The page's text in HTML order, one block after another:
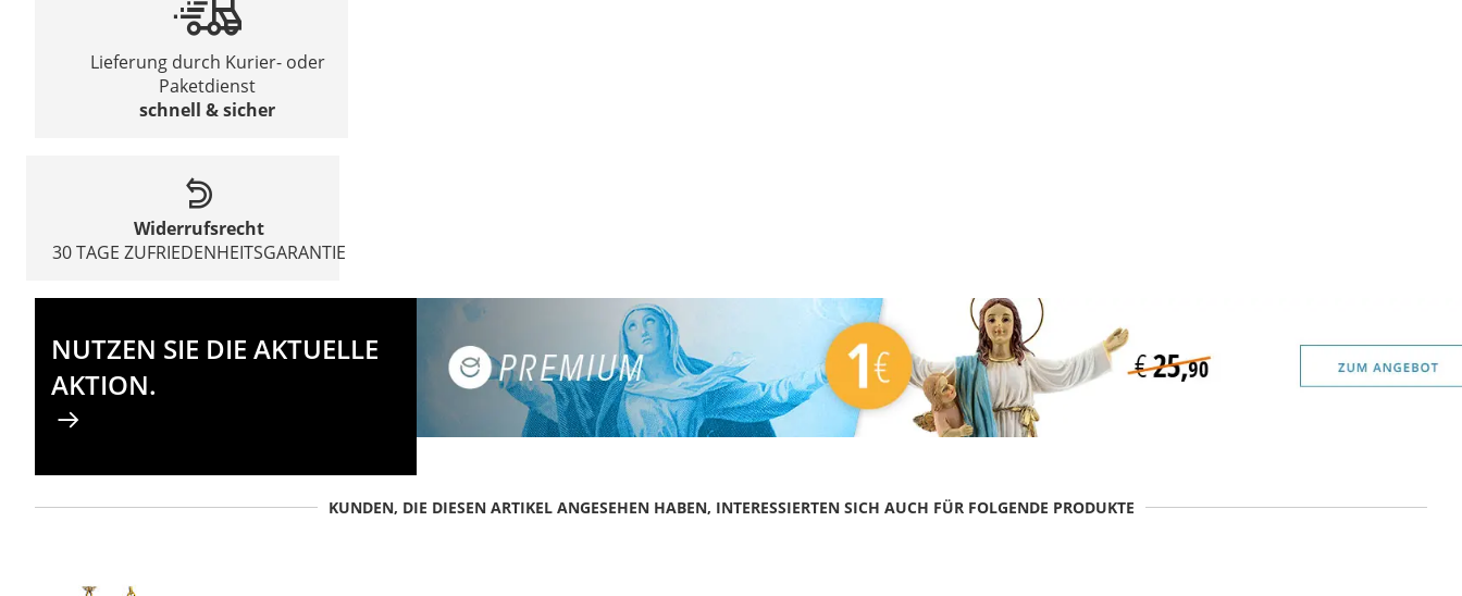
Lieferung durch Kurier- oder
Paketdienst
schnell & sicher
Widerrufsrecht
30 TAGE ZUFRIEDENHEITSGARANTIE
NUTZEN SIE DIE AKTUELLE
AKTION.
KUNDEN, DIE DIESEN ARTIKEL ANGESEHEN HABEN, INTERESSIERTEN SICH AUCH FÜR FOLGENDE PRODUKTE